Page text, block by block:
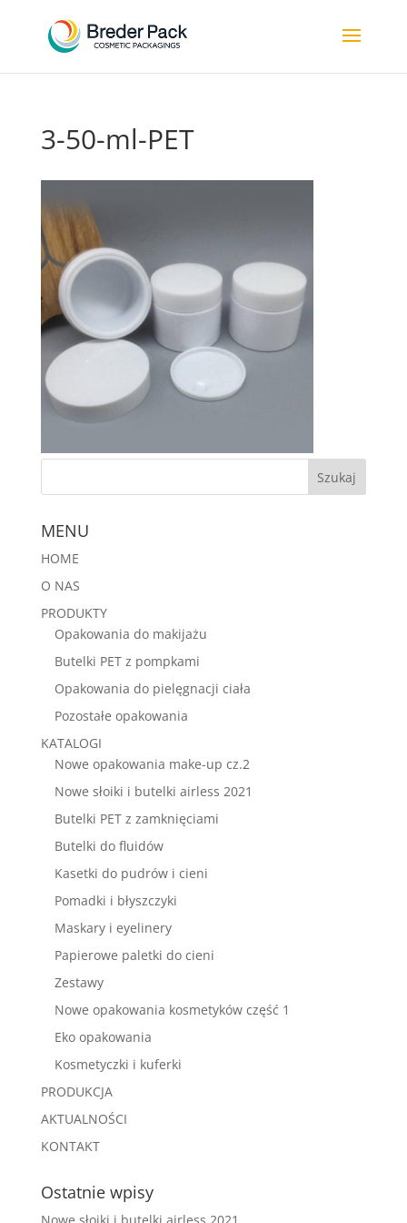
3-50-ml-PET
MENU
HOME
O NAS
PRODUKTY
Opakowania do makijażu
Butelki PET z pompkami
Opakowania do pielęgnacji ciała
Pozostałe opakowania
KATALOGI
Nowe opakowania make-up cz.2
Nowe słoiki i butelki airless 2021
Butelki PET z zamknięciami
Butelki do fluidów
Kasetki do pudrów i cieni
Pomadki i błyszczyki
Maskary i eyelinery
Papierowe paletki do cieni
Zestawy
Nowe opakowania kosmetyków część 1
Eko opakowania
Kosmetyczki i kuferki
PRODUKCJA
AKTUALNOŚCI
KONTAKT
Ostatnie wpisy